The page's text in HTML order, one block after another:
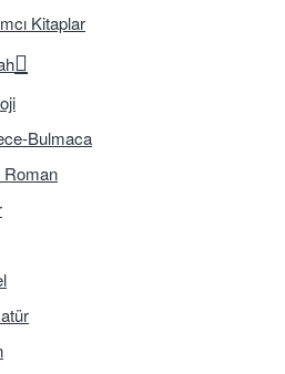
Kitaplar
Bulmaca
Roman